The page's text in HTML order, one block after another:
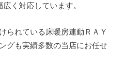
く対応しています。
られている床暖房連動ＲＡＹ
グも実績多数の当店にお任せ